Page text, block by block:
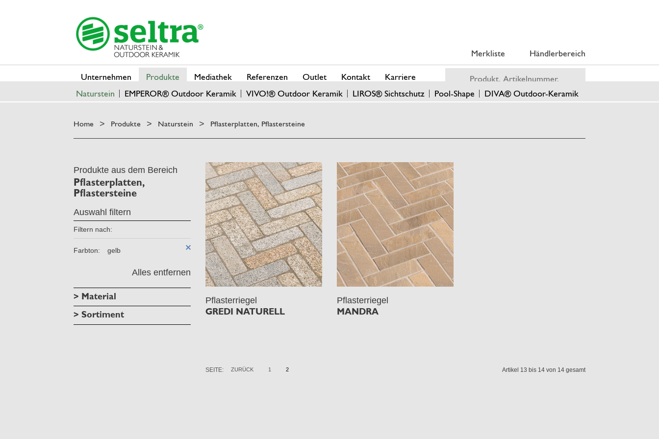
Merkliste Händlerbereich
Unternehmen
Produkte
Naturstein
EMPEROR® Outdoor Keramik VIVO!® Outdoor Keramik LIROS® Sichtschutz Pool-Shape DIVA® Outdoor-Keramik
Mediathek Referenzen Outlet Kontakt Karriere
Home > Produkte > Naturstein > Pflasterplatten, Pflastersteine
Produkte aus dem Bereich
Pflasterplatten,
Pflastersteine
Auswahl filtern
Filtern nach:
Farbton: gelb
Alles entfernen
> Material
> Sortiment
Pflasterriegel
GREDI NATURELL
Pflasterriegel
MANDRA
Artikel 13 bis 14 von 14 gesamt
SEITE: ZURÜCK 1 2